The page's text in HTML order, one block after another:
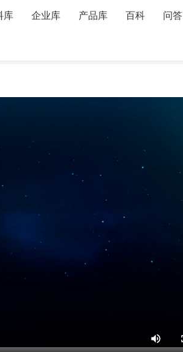
库 企业库 产品库 百科 问答